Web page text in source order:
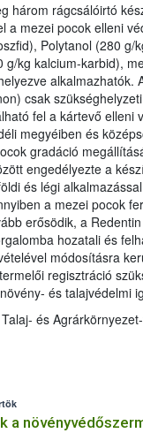
három rágcsálóirtó
a mezei pocok elleni
Polytanol (280 g/
g/kg kalcium-karbid),
alkalmazhatók.
csak
fel a kártevő elleni
megyéiben és
gradáció
engedélyezte a
és légi
a mezei pocok
erősödik, a
hozatali és
módosításra
regisztráció
és talajvédelmi
és
a